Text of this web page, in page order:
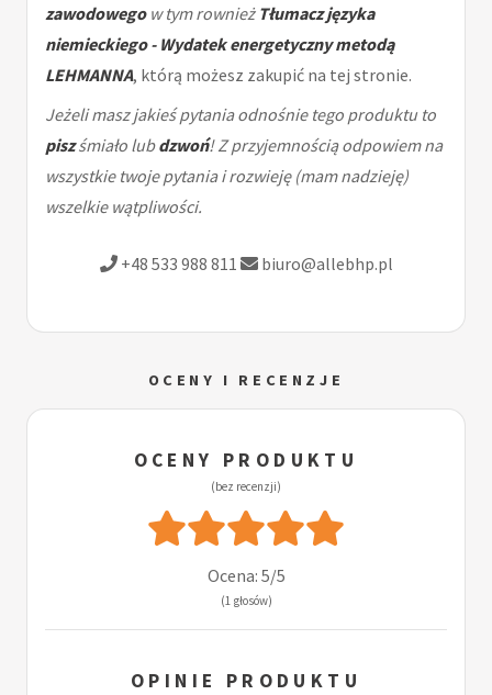
zawodowegow tym rownież Tłumacz języka
niemieckiego - Wydatek energetyczny metodą
LEHMANNA, którą możesz zakupić na tej stronie.
Jeżeli masz jakieś pytania odnośnie tego produktu to
piszśmiało lubdzwoń! Z przyjemnością odpowiem na
wszystkie twoje pytania i rozwieję (mam nadzieję)
wszelkie wątpliwości.
+48 533 988 811 biuro@allebhp.pl
OCENY I RECENZJE
OCENY PRODUKTU
(bez recenzji)
Ocena: 5/5
(1 głosów)
OPINIE PRODUKTU